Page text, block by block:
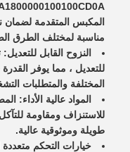
المكبس المتقدمة لضمان
مناسبة لمختلف الطرق
النزوح القابل
للتعديل ، مما يوفر
المختلفة والمتطلبات
المواد عالية الأداء:
للاستنزاف ومقاومة
طويلة وموثوقية عالية.
خيارات التحكم